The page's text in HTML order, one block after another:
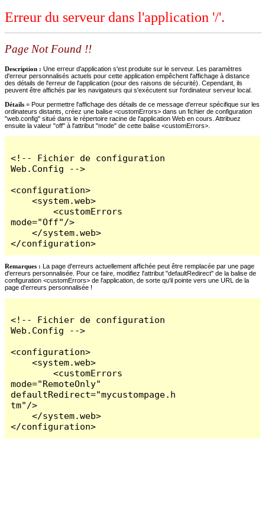
Erreur du serveur dans l'application '/'.
Page Not Found !!
Description : Une erreur d'application s'est produite sur le serveur. Les paramètres
d'erreur personnalisés actuels pour cette application empêchent l'affichage à distance
des détails de l'erreur de l'application (pour des raisons de sécurité). Cependant, ils
peuvent être affichés par les navigateurs qui s'exécutent sur l'ordinateur serveur local.
Détails = Pour permettre l'affichage des détails de ce message d'erreur spécifique sur les
ordinateurs distants, créez une balise <customErrors> dans un fichier de configuration
"web.config" situé dans le répertoire racine de l'application Web en cours. Attribuez
ensuite la valeur "off" à l'attribut "mode" de cette balise <customErrors>.
<!-- Fichier de configuration
Web.Config -->
<configuration>
    <system.web>
        <customErrors
mode="Off"/>
    </system.web>
</configuration>
Remarques : La page d'erreurs actuellement affichée peut être remplacée par une page
d'erreurs personnalisée. Pour ce faire, modifiez l'attribut "defaultRedirect" de la balise de
configuration <customErrors> de l'application, de sorte qu'il pointe vers une URL de la
page d'erreurs personnalisée !
<!-- Fichier de configuration
Web.Config -->
<configuration>
    <system.web>
        <customErrors
mode="RemoteOnly"
defaultRedirect="mycustompage.h
tm"/>
    </system.web>
</configuration>